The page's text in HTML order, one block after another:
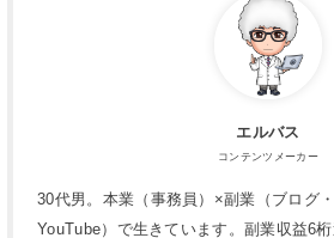
エルバス
コンテンツメーカー
30代男。本業（事務員）×副業（ブログ
YouTube）で生きています。副業収益6